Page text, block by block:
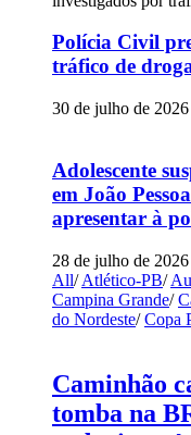
Polícia Civil
tráfico de
30 de julho de 2026
Adolescente
em João
apresentar à
28 de julho de 2026
All/ Atlético-PB/
Campina Grande/
do Nordeste/ Copa
Caminhão
tomba na